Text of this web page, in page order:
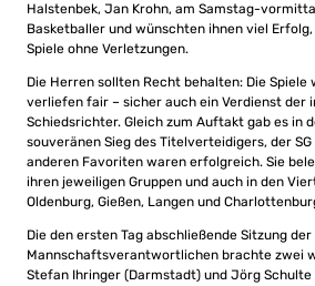
Halstenbek, Jan Krohn, am Samstag-
Basketballer und wünschten ihnen viel
Spiele ohne Verletzungen.
Die Herren sollten Recht behalten: Die Spiele
verliefen fair – sicher auch ein Verdienst der
Schiedsrichter. Gleich zum Auftakt gab es in
souveränen Sieg des Titelverteidigers, der
anderen Favoriten waren erfolgreich. Sie
ihren jeweiligen Gruppen und auch in den
Oldenburg, Gießen, Langen und
Die den ersten Tag abschließende Sitzung der
Mannschaftsverantwortlichen brachte zwei
Stefan Ihringer (Darmstadt) und Jörg Schulte